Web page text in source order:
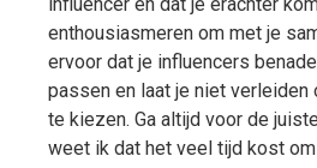
enthousiasmeren om met je
ervoor dat je influencers
passen en laat je niet verleiden
te kiezen. Ga altijd voor de
weet ik dat het veel tijd kost